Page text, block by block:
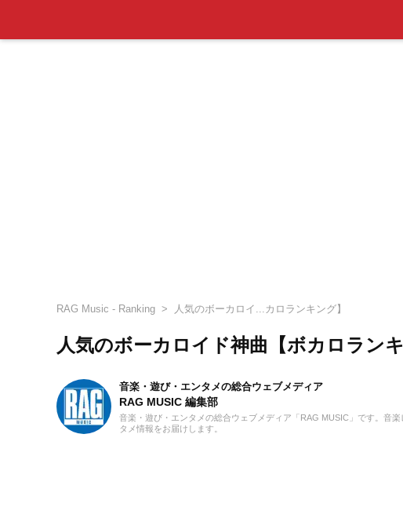
RAG Music - Ranking 人気のボーカロイ...カロランキング】
人気のボーカロイド神曲【ボカロランキ
音楽・遊び・エンタメの総合ウェブメディア
RAG MUSIC 編集部
音楽・遊び・エンタメの総合ウェブメディア「RAG MUSIC」です。音
タメ情報をお届けします。